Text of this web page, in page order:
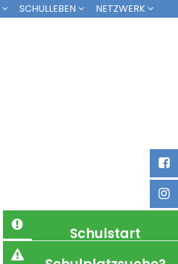
SCHULLEBEN NETZWERK
Schulstart